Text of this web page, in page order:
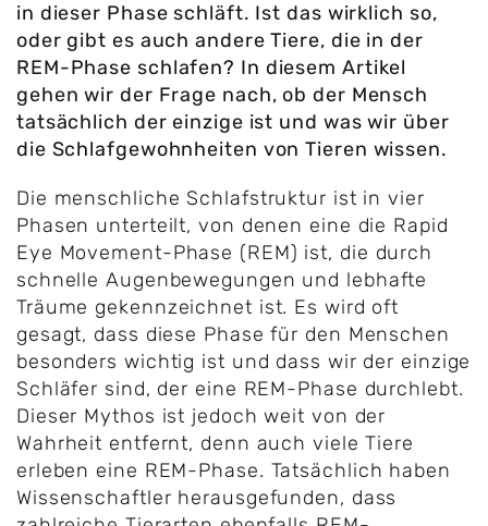
in dieser Phase schläft. Ist das wirklich so,
oder gibt es auch andere Tiere, die in der
REM-Phase schlafen? In diesem Artikel
gehen wir der Frage nach, ob der Mensch
tatsächlich der einzige ist und was wir über
die Schlafgewohnheiten von Tieren wissen.
Die menschliche Schlafstruktur ist in vier
Phasen unterteilt, von denen eine die Rapid
Eye Movement-Phase (REM) ist, die durch
schnelle Augenbewegungen und lebhafte
Träume gekennzeichnet ist. Es wird oft
gesagt, dass diese Phase für den Menschen
besonders wichtig ist und dass wir der einzige
Schläfer sind, der eine REM-Phase durchlebt.
Dieser Mythos ist jedoch weit von der
Wahrheit entfernt, denn auch viele Tiere
erleben eine REM-Phase. Tatsächlich haben
Wissenschaftler herausgefunden, dass